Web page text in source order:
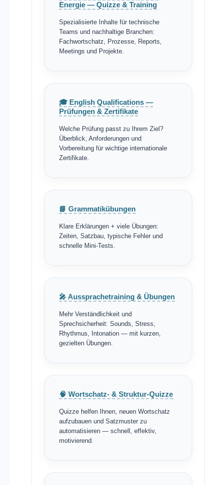
Energie — Quizze & Training
Spezialisierte Inhalte für technische
Teams und nachhaltige Branchen:
Fachwortschatz, Prozesse, Reports,
Meetings und Projekte.
🎓 English Qualifications —
Prüfungen & Zertifikate
Welche Prüfung passt zu Ihrem Ziel?
Überblick, Anforderungen und
Vorbereitung für wichtige internationale
Zertifikate.
📘 Grammatikübungen
Klare Erklärungen + viele Übungen:
Zeiten, Satzbau, typische Fehler und
schnelle Mini-Tests.
🎤 Aussprachetraining & Übungen
Mehr Verständlichkeit und
Sprechsicherheit: Sounds, Stress,
Rhythmus, Intonation — mit kurzen,
gezielten Übungen.
🧠 Wortschatz- & Struktur-Quizze
Quizze helfen Ihnen, neuen Wortschatz
aufzubauen und Satzmuster zu
automatisieren — schnell, effektiv,
motivierend.